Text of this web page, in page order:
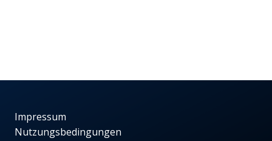
Impressum
Nutzungsbedingungen